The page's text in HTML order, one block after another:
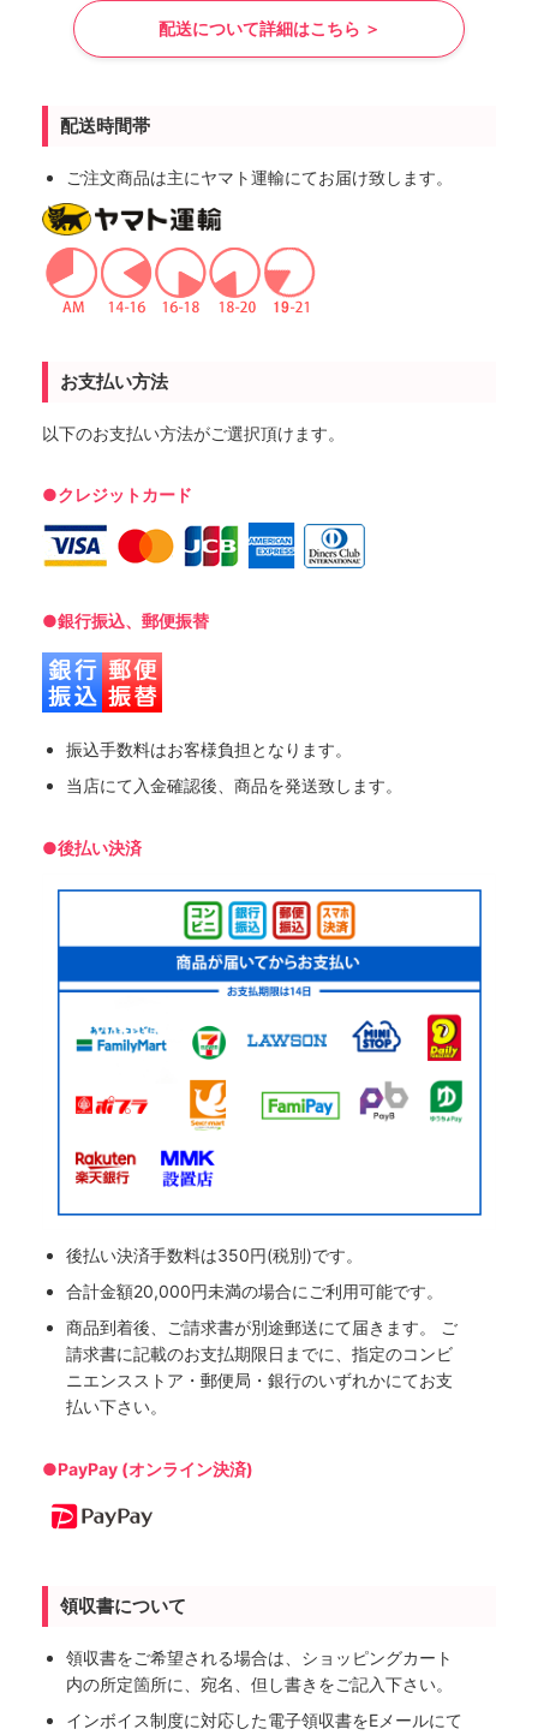
配送について詳細はこちら ＞
配送時間帯
ご注文商品は主にヤマト運輸にてお届け致します。
お支払い方法
以下のお支払い方法がご選択頂けます。
●クレジットカード
●銀行振込、郵便振替
振込手数料はお客様負担となります。
当店にて入金確認後、商品を発送致します。
●後払い決済
後払い決済手数料は350円(税別)です。
合計金額20,000円未満の場合にご利用可能です。
商品到着後、ご請求書が別途郵送にて届きます。 ご
請求書に記載のお支払期限日までに、指定のコンビ
ニエンスストア・郵便局・銀行のいずれかにてお支
払い下さい。
●PayPay (オンライン決済)
領収書について
領収書をご希望される場合は、ショッピングカート
内の所定箇所に、宛名、但し書きをご記入下さい。
インボイス制度に対応した電子領収書をEメールにて